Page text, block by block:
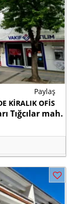
KİRALIK OFİS
Tığcılar mah.
Paylaş